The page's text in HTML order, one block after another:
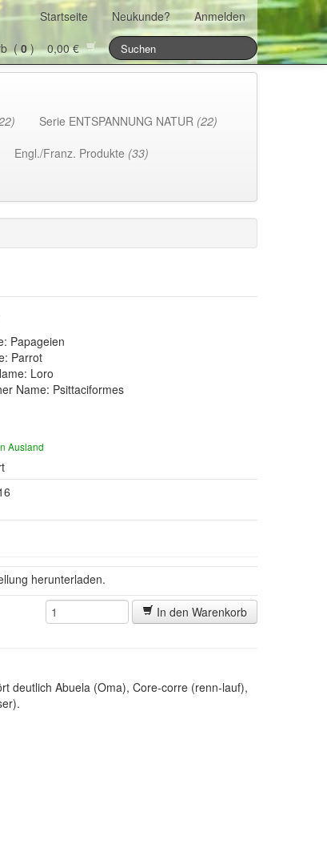
Startseite Neukunde?
Anmelden
(0) 0,00 €
Serie ENTSPANNUNG NATUR (22)
Engl./Franz. Produkte (33)
Papageien
Parrot
Loro
Name: Psittaciformes
Ausland
herunterladen.
In den Warenkorb
deutlich Abuela (Oma), Core-corre (renn-lauf),